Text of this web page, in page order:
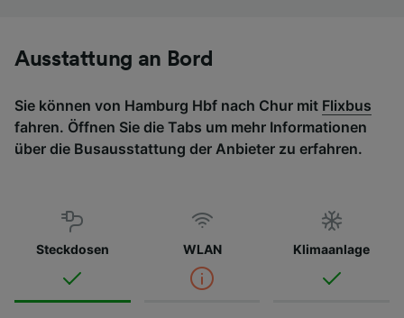
Ausstattung an Bord
Sie können von Hamburg Hbf nach Chur mit Flixbus
fahren. Öffnen Sie die Tabs um mehr Informationen
über die Busausstattung der Anbieter zu erfahren.
Steckdosen WLAN Klimaanlage